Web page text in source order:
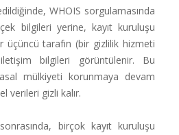
WHOIS sorgulamasında
bilgileri yerine, kayıt kuruluşu
üçüncü tarafın (bir gizlilik hizmeti
iletişim bilgileri görüntülenir. Bu
mülkiyeti korunmaya devam
verileri gizli kalır.
birçok kayıt kuruluşu